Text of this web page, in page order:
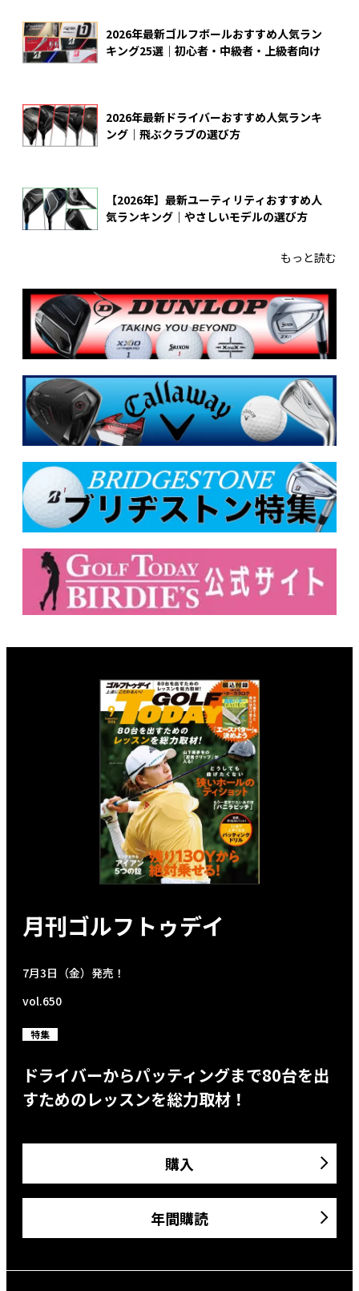
2026年最新ゴルフボールおすすめ人気ラン
キング25選｜初心者・中級者・上級者向け
2026年最新ドライバーおすすめ人気ランキ
ング｜飛ぶクラブの選び方
【2026年】最新ユーティリティおすすめ人
気ランキング｜やさしいモデルの選び方
もっと読む
月刊ゴルフトゥデイ
7月3日（金）発売！
vol.650
特集
ドライバーからパッティングまで80台を出
すためのレッスンを総力取材！
購入
年間購読